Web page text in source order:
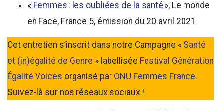
« Femmes : les oubliées de la santé », Le monde
en Face, France 5, émission du 20 avril 2021
Cet entretien s’inscrit dans notre Campagne « Santé
et (in)égalité de Genre » labellisée Festival Génération
Égalité Voices organisé par ONU Femmes France.
Suivez-là sur nos réseaux sociaux !